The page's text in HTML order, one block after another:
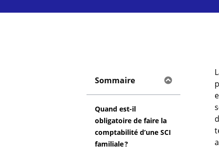
Sommaire
Quand est-il
obligatoire de faire la
comptabilité d’une SCI
familiale ?